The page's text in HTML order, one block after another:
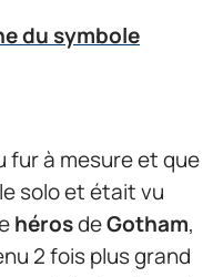
du symbole
fur à mesure et que
solo et était vu
hérosdeGotham,
2 fois plus grand